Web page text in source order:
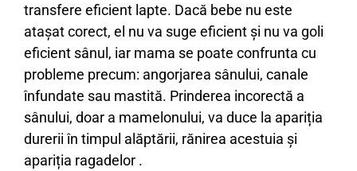
transfere eficient lapte. Dacă bebe nu este
atașat corect, el nu va suge eficient și nu va goli
eficient sânul, iar mama se poate confrunta cu
probleme precum: angorjarea sânului, canale
înfundate sau mastită. Prinderea incorectă a
sânului, doar a mamelonului, va duce la apariția
durerii în timpul alăptării, rănirea acestuia și
apariția ragadelor .